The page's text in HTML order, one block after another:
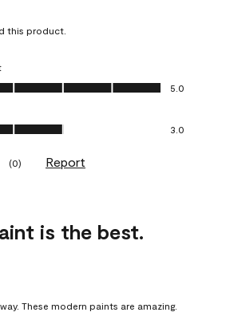
this product.
5.0 out of 5
5.0
out of 5
3.0
(0) Report
is the best.
These modern paints are amazing.